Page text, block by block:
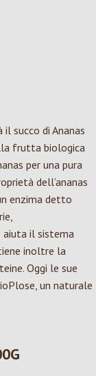
succo di Ananas
frutta biologica
per una pura
dell’ananas
enzima detto
aiuta il sistema
inoltre la
Oggi le sue
un naturale